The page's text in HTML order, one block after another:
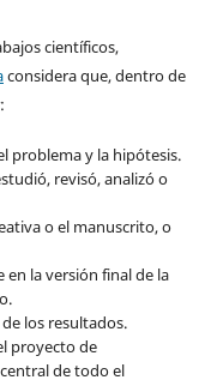
científicos,
considera que, dentro de
problema y la hipótesis.
revisó, analizó o
o el manuscrito, o
la versión final de la
los resultados.
proyecto de
de todo el